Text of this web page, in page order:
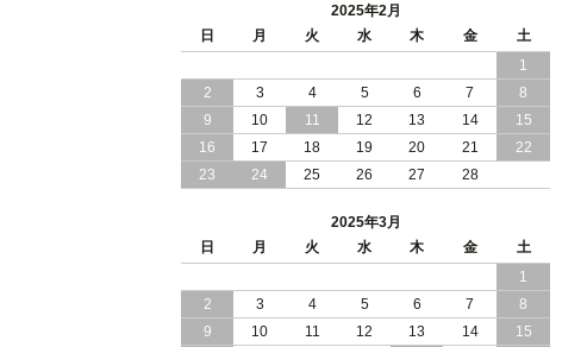
ハイバックチェア 伸縮式テーブル ダイ
ニングテーブルセット
2025/01/12
畳仕様の床板 和モダン 国産 収納力バツ
グン 跳ね上げ式 収納ベッド
2025/01/10
和モダン セキスイ 美草 ヘッドボードレ
ス 小上がり 大容量収納 跳ね上げ式 畳
2025/01/08
寝室 くつろぎ 和モダン 空間 セキスイ
美草 使用 大容量 収納 跳ね上げ式 畳 ベ
ッド 日本製
2025/01/05
照明 コンセント 棚式 ヘッドボード 付
2025年2月
日
月 火 水 木 金
土
1
2
3 4 5 6 7
8
9
10 11 12 13 14
15
16
17 18 19 20 21
22
23
24 25 26 27 28
2025年3月
日
月 火 水 木 金
土
1
2
3 4 5 6 7
8
9
10 11 12 13 14
15